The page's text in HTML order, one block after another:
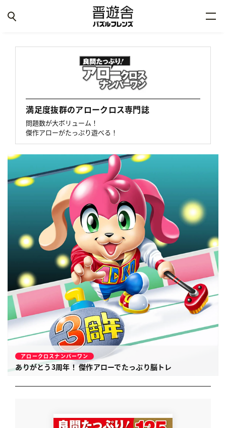
満足度抜群のアロークロス専門誌
問題数が大ボリューム！
傑作アローがたっぷり遊べる！
アロークロスナンバーワン
ありがとう3周年！ 傑作アローでたっぷり脳トレ